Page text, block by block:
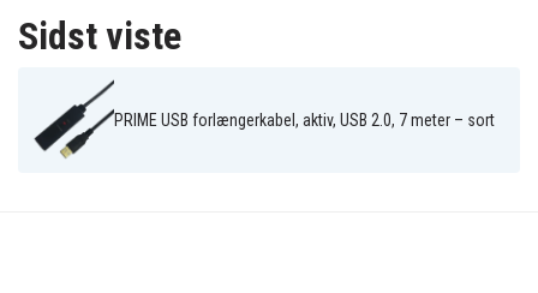
Sidst viste
PRIME USB forlængerkabel, aktiv, USB 2.0, 7 meter – sort